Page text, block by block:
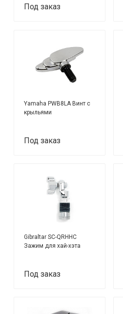
Под заказ
Yamaha PWB8LA Винт с
крыльями
Под заказ
Gibraltar SC-QRHHC
Зажим для хай-хэта
Под заказ